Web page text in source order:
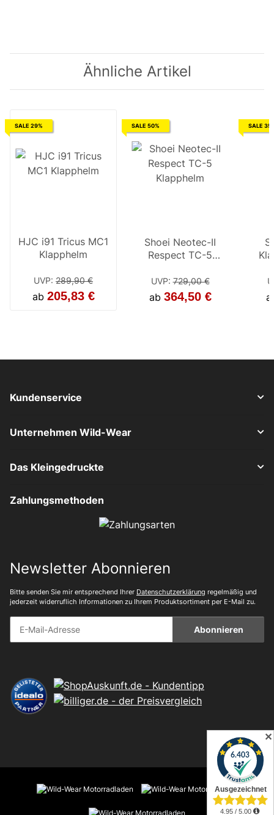
Ähnliche Artikel
SALE 29%
HJC i91 Tricus MC1
Klapphelm
UVP: 289,90 €
ab 205,83 €
SALE 50%
Shoei Neotec-II
Respect TC-5
UVP:729,00 €
ab 364,50 €
SALE
Kundenservice
Unternehmen Wild-Wear
Das Kleingedruckte
Zahlungsmethoden
Newsletter Abonnieren
Bitte senden Sie mir entsprechend Ihrer Datenschutzerklärung regelmäßig und
jederzeit widerruflich Informationen zu Ihrem Produktsortiment per E-Mail zu.
Abonnieren
✕